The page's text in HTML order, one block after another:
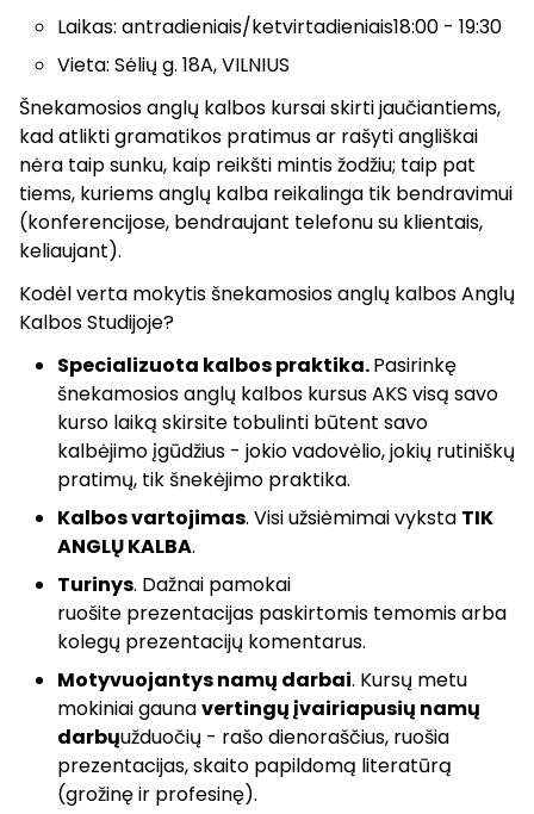
Laikas: antradieniais/ketvirtadieniais18:00 - 19:30
Vieta: Sėlių g. 18A, VILNIUS
Šnekamosios anglų kalbos kursai skirti jaučiantiems,
kad atlikti gramatikos pratimus ar rašyti angliškai
nėra taip sunku, kaip reikšti mintis žodžiu; taip pat
tiems, kuriems anglų kalba reikalinga tik bendravimui
(konferencijose, bendraujant telefonu su klientais,
keliaujant).
Kodėl verta mokytis šnekamosios anglų kalbos Anglų
Kalbos Studijoje?
Specializuota kalbos praktika.Pasirinkę
šnekamosios anglų kalbos kursus AKS visą savo
kurso laiką skirsite tobulinti būtent savo
kalbėjimo įgūdžius - jokio vadovėlio, jokių rutiniškų
pratimų, tik šnekėjimo praktika.
Kalbos vartojimas. Visi užsiėmimai vyksta TIK
ANGLŲ KALBA.
Turinys. Dažnai pamokai
ruošite prezentacijas paskirtomis temomis arba
kolegų prezentacijų komentarus.
Motyvuojantys namų darbai. Kursų metu
mokiniai gaunavertingų įvairiapusių namų
darbųužduočių - rašo dienoraščius, ruošia
prezentacijas, skaito papildomą literatūrą
(grožinę ir profesinę).